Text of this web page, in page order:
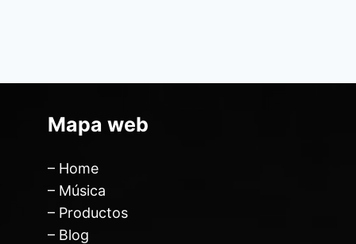
Mapa web
– Home
– Música
– Productos
– Blog